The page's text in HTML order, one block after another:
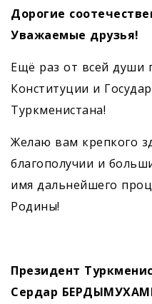
Дорогие
Уважаемые друзья!
Ещё раз от всей души
Конституции и
Туркменистана!
Желаю вам крепкого
благополучии и
имя дальнейшего
Родины!
Президент
Сердар